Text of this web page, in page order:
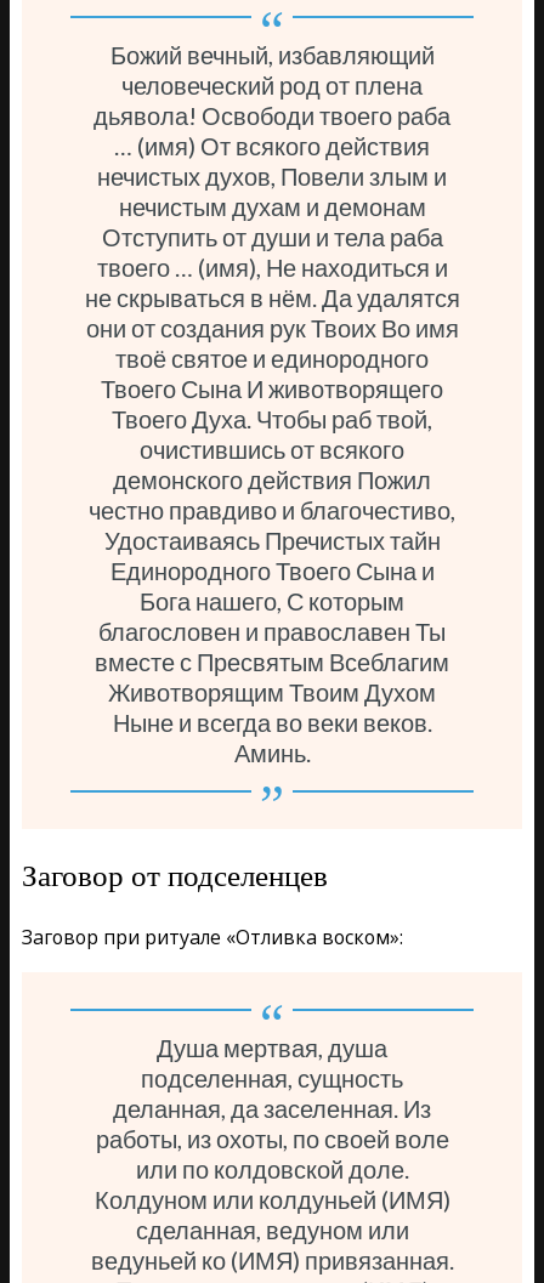
Божий вечный, избавляющий
человеческий род от плена
дьявола! Освободи твоего раба
… (имя) От всякого действия
нечистых духов, Повели злым и
нечистым духам и демонам
Отступить от души и тела раба
твоего … (имя), Не находиться и
не скрываться в нём. Да удалятся
они от создания рук Твоих Во имя
твоё святое и единородного
Твоего Сына И животворящего
Твоего Духа. Чтобы раб твой,
очистившись от всякого
демонского действия Пожил
честно правдиво и благочестиво,
Удостаиваясь Пречистых тайн
Единородного Твоего Сына и
Бога нашего, С которым
благословен и православен Ты
вместе с Пресвятым Всеблагим
Животворящим Твоим Духом
Ныне и всегда во веки веков.
Аминь.
Заговор от подселенцев
Заговор при ритуале «Отливка воском»:
Душа мертвая, душа
подселенная, сущность
деланная, да заселенная. Из
работы, из охоты, по своей воле
или по колдовской доле.
Колдуном или колдуньей (ИМЯ)
сделанная, ведуном или
ведуньей ко (ИМЯ) привязанная.